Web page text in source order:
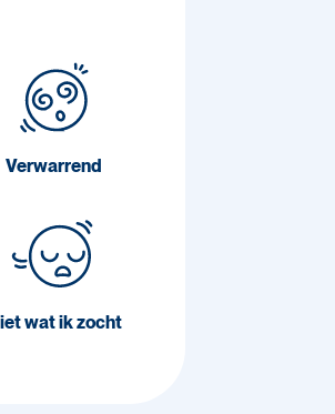
Verwarrend
wat ik zocht